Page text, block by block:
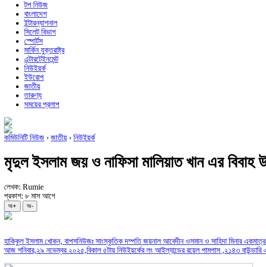
টপ নিউজ
বাংলাদেশ
ইন্টারন্যাশনাল
সিলেট বিভাগ
স্পোর্টস
মার্কিন যুক্তরাষ্ট্র
এন্টারটেইনমেন্ট
নিউইয়র্ক
ইউরোপ
জাতীয়
তারুণ্য
সময়ের প্রলাপ
কমিউনিটি নিউজ › জাতীয় › নিউইয়র্ক
মৃদুল ইসলাম জয় ও নাফিসা মালিয়াত খান এর বিবাহ
লেখক: Rumie
প্রকাশ: ৮ মাস আগে
অ+ অ-
হাকিকুল ইসলাম খোকন, বাপসনিউজঃ সাংস্কৃতিক দম্পতি জয়নাল আবেদীন ওসমান ও সাহিদা মিনার
আজ শনিবার,২৯ নভেম্বর ২০২৫,বিকাল ৫টায় নিউইয়র্কের লং আইল্যান্ডের রয়েল পামপাস ,২১৪৩